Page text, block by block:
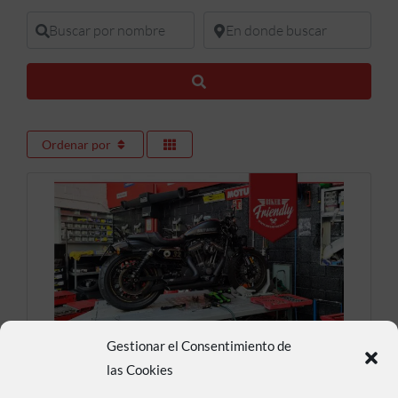
Gestionar el Consentimiento de
las Cookies
Buscar por nombre En donde buscar
Ordenar por
Maniac Motors